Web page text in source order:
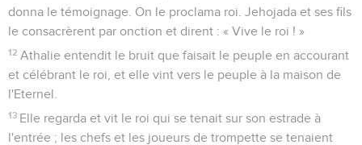
donna le témoignage. On le proclama roi. Jehojada et ses fils
le consacrèrent par onction et dirent : « Vive le roi ! »
12 Athalie entendit le bruit que faisait le peuple en accourant
et célébrant le roi, et elle vint vers le peuple à la maison de
l'Eternel.
13 Elle regarda et vit le roi qui se tenait sur son estrade à
l'entrée ; les chefs et les joueurs de trompette se tenaient